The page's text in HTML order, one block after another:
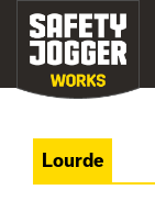
Lourde